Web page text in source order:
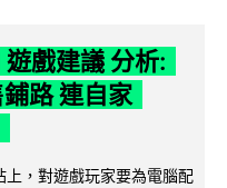
戲建議 分析:
路 連自家
，對遊戲玩家要為電腦配